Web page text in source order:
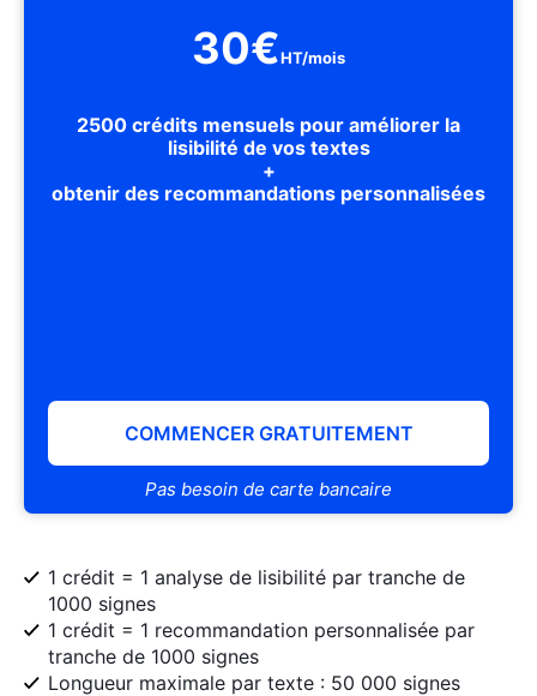
30€HT/mois
2500 crédits mensuels pour améliorer la
lisibilité de vos textes
+
obtenir des recommandations personnalisées
COMMENCER GRATUITEMENT
Pas besoin de carte bancaire
1 crédit = 1 analyse de lisibilité par tranche de
1000 signes
1 crédit = 1 recommandation personnalisée par
tranche de 1000 signes
Longueur maximale par texte : 50 000 signes